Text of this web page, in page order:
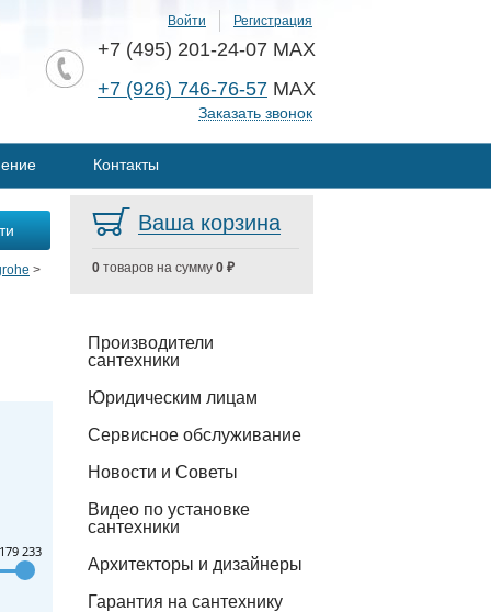
Войти Регистрация
+7 (495) 201-24-07 MAX
+7 (926) 746-76-57 MAX
Заказать звонок
Контакты
>
179 233
Ваша корзина
0 товаров на сумму 0 ₽
Производители
сантехники
Юридическим лицам
Сервисное обслуживание
Новости и Советы
Видео по установке
сантехники
Архитекторы и дизайнеры
Гарантия на сантехнику